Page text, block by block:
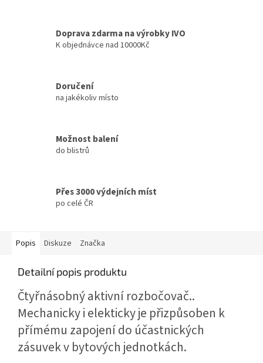
Doprava zdarma na výrobky IVO
K objednávce nad 10000Kč
Doručení
na jakékoliv místo
Možnost balení
do blistrů
Přes 3000 výdejních míst
po celé ČR
Popis Diskuze Značka
Detailní popis produktu
Čtyřnásobný aktivní rozbočovač..
Mechanicky i elekticky je přizpůsoben k
přímému zapojení do účastnických
zásuvek v bytových jednotkách.